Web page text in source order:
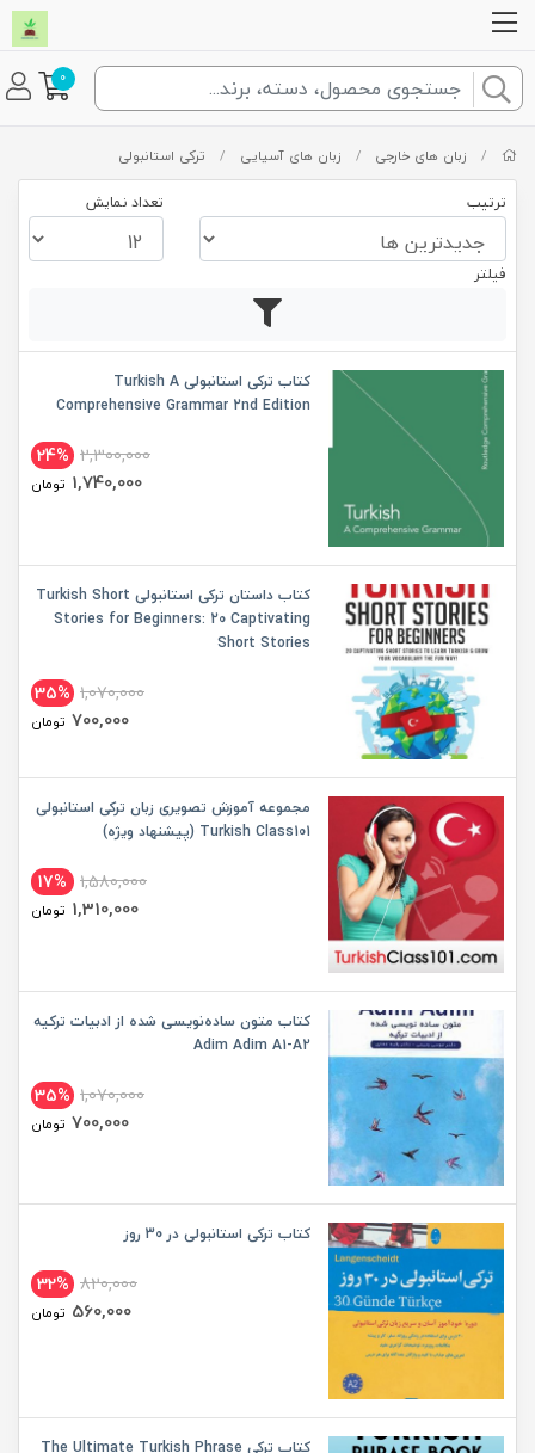
0
/ زبان های خارجی / زبان های آسیایی / ترکی استانبولی
ترتیب تعداد نمایش
فیلتر
کتاب ترکی استانبولی Turkish A
Comprehensive Grammar 2nd Edition
24% 2,300,000
1,740,000 تومان
کتاب داستان ترکی استانبولی Turkish Short
Stories for Beginners: 20 Captivating
Short Stories
35% 1,070,000
700,000 تومان
مجموعه آموزش تصویری زبان ترکی استانبولی
Turkish Class101 (پیشنهاد ویژه)
17% 1,580,000
1,310,000 تومان
کتاب متون ساده‌نویسی شده از ادبیات ترکیه
Adim Adim A1-A2
35% 1,070,000
700,000 تومان
کتاب ترکی استانبولی در 30 روز
32% 820,000
560,000 تومان
کتاب ترکی The Ultimate Turkish Phrase